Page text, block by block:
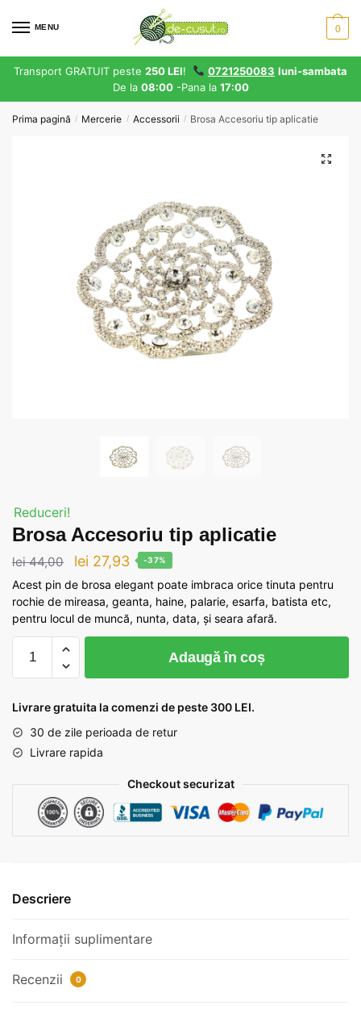
MENU 0
Transport GRATUIT peste250 LEI! 0721250083 luni-sambata
De la 08:00-Pana la 17:00
Prima pagină / Mercerie / Accessorii / Brosa Accesoriu tip aplicatie
Reduceri!
Brosa Accesoriu tip aplicatie
lei44,00
Prețul
inițial
a
fost:
lei 27,93Prețul
curent
este:
lei 27,93.
-37%
Acest pin de brosa elegant poate imbraca orice tinuta pentru
rochie de mireasa, geanta, haine, palarie, esarfa, batista etc,
pentru locul de muncă, nunta, data, și seara afară.
Brosa
tip
Adaugă în coș
Livrare gratuita la comenzi de peste 300 LEI.
30 de zile perioada de retur
Livrare rapida
Checkout securizat
Descriere
Informații suplimentare
Recenzii 0